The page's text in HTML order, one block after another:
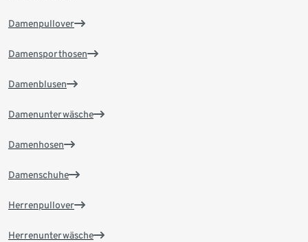
Damenpullover
Damensporthosen
Damenblusen
Damenunterwäsche
Damenhosen
Damenschuhe
Herrenpullover
Herrenunterwäsche